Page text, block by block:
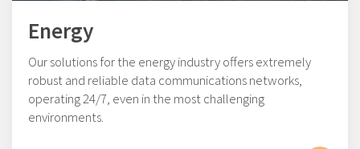
Energy
Our solutions for the energy industry offers extremely
robust and reliable data communications networks,
operating 24/7, even in the most challenging
environments.